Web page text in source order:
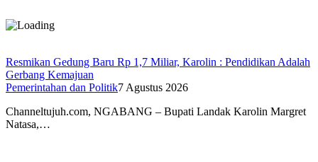
Resmikan Gedung Baru Rp 1,7 Miliar, Karolin : Pendidikan Adalah
Gerbang Kemajuan
Pemerintahan dan Politik7 Agustus 2026
Channeltujuh.com, NGABANG – Bupati Landak Karolin Margret
Natasa,…